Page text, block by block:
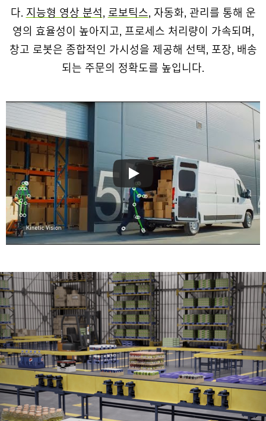
다. 지능형 영상 분석, 로보틱스, 자동화, 관리를 통해 운
영의 효율성이 높아지고, 프로세스 처리량이 가속되며,
창고 로봇은 종합적인 가시성을 제공해 선택, 포장, 배송
되는 주문의 정확도를 높입니다.